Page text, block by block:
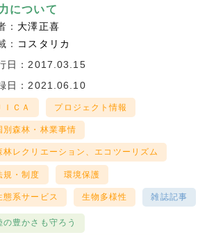
について
： 大澤正喜
： コスタリカ
日：2017.03.15
日：2021.06.10
ＩＣＡ プロジェクト情報
別森林・林業事情
林レクリエーション、エコツーリズム
規・制度 環境保護
態系サービス 生物多様性 雑誌記事
の豊かさも守ろう